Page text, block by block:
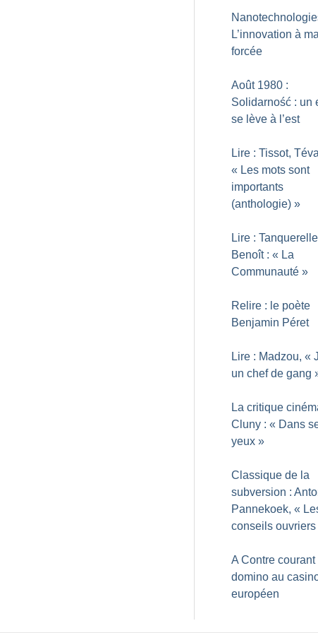
L’innovation à
forcée
Août 1980 :
Solidarność : un
se lève à l’est
Lire : Tissot,
« Les mots sont
importants
(anthologie) »
Lire :
Benoît : « La
Communauté »
Relire : le poète
Benjamin Péret
Lire : Madzou, «
un chef de gang
La critique
Cluny : « Dans
yeux »
Classique de la
subversion :
Pannekoek, «
conseils ouvriers
A Contre courant
domino au
européen